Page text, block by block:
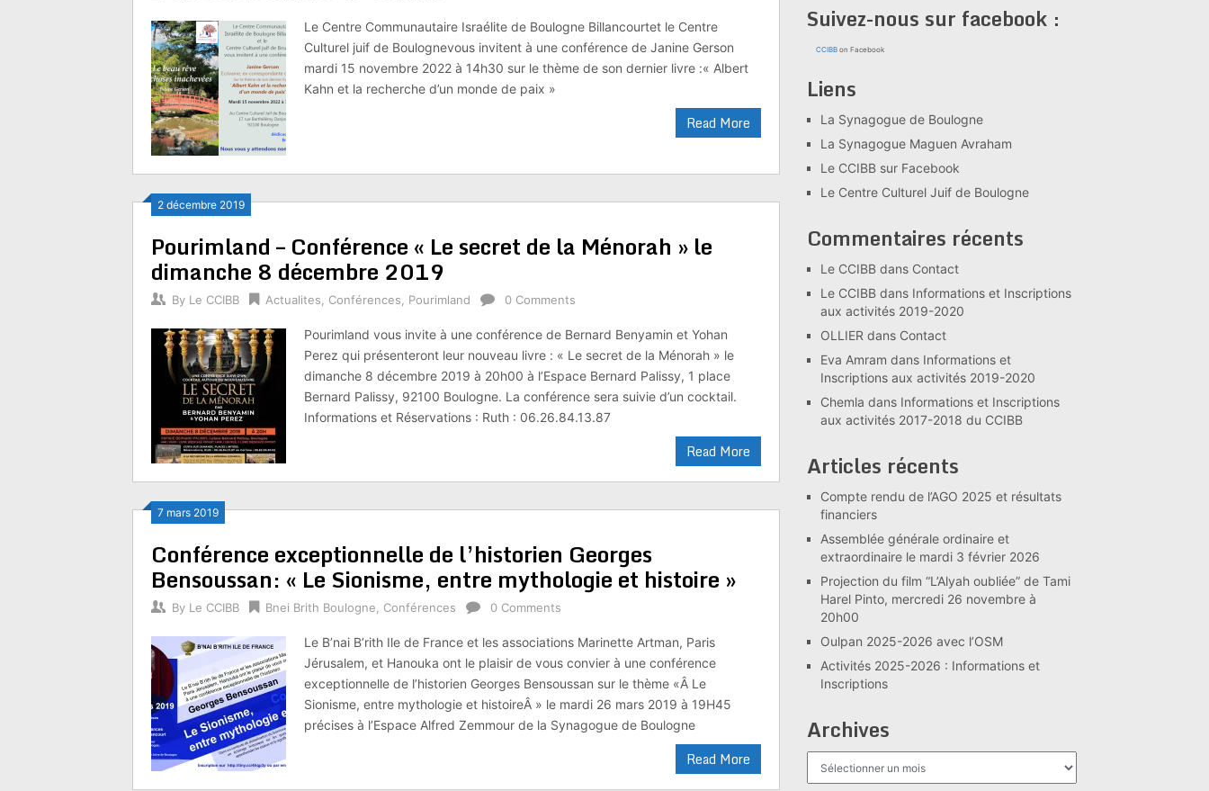
Le Centre Communautaire Israélite de Boulogne Billancourtet le Centre
Culturel juif de Boulognevous invitent à une conférence de Janine Gerson
mardi 15 novembre 2022 à 14h30 sur le thème de son dernier livre :« Albert
Kahn et la recherche d’un monde de paix »
Read More
2 décembre 2019
Pourimland – Conférence « Le secret de la Ménorah » le
dimanche 8 décembre 2019
By Le CCIBB Actualites Conférences Pourimland 0 Comments
Pourimland vous invite à une conférence de Bernard Benyamin et Yohan
Perez qui présenteront leur nouveau livre : « Le secret de la Ménorah » le
dimanche 8 décembre 2019 à 20h00 à l’Espace Bernard Palissy, 1 place
Bernard Palissy, 92100 Boulogne. La conférence sera suivie d’un cocktail.
Informations et Réservations : Ruth : 06.26.84.13.87
Read More
7 mars 2019
Conférence exceptionnelle de l’historien Georges
Bensoussan: « Le Sionisme, entre mythologie et histoire »
By Le CCIBB Bnei Brith Boulogne Conférences 0 Comments
Le B’nai B’rith Ile de France et les associations Marinette Artman, Paris
Jérusalem, et Hanouka ont le plaisir de vous convier à une conférence
exceptionnelle de l’historien Georges Bensoussan sur le thème «Â Le
Sionisme, entre mythologie et histoireÂ » le mardi 26 mars 2019 à 19H45
précises à l’Espace Alfred Zemmour de la Synagogue de Boulogne
Read More
Suivez-nous sur facebook :
CCIBB on Facebook
Liens
La Synagogue de Boulogne
La Synagogue Maguen Avraham
Le CCIBB sur Facebook
Le Centre Culturel Juif de Boulogne
Commentaires récents
Le CCIBB dans Contact
Le CCIBB dans Informations et Inscriptions
aux activités 2019-2020
OLLIER dans Contact
Eva Amram dans Informations et
Inscriptions aux activités 2019-2020
Chemla dans Informations et Inscriptions
aux activités 2017-2018 du CCIBB
Articles récents
Compte rendu de l’AGO 2025 et résultats
financiers
Assemblée générale ordinaire et
extraordinaire le mardi 3 février 2026
Projection du film “L’Alyah oubliée” de Tami
Harel Pinto, mercredi 26 novembre à
20h00
Oulpan 2025-2026 avec l’OSM
Activités 2025-2026 : Informations et
Inscriptions
Archives